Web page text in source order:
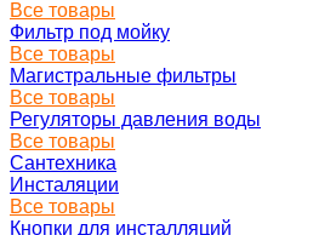
Все товары
Фильтр под мойку
Все товары
Магистральные фильтры
Все товары
Регуляторы давления воды
Все товары
Сантехника
Инсталяции
Все товары
Кнопки для инсталляций